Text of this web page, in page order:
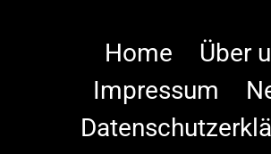
Home
Über
Impressum